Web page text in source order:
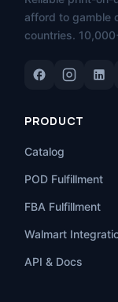
afford to gamble
countries.
PRODUCT
Catalog
POD Fulfillment
FBA Fulfillment
Walmart
API & Docs